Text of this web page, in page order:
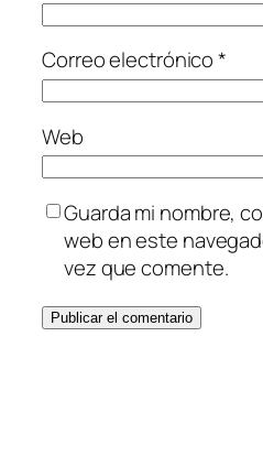
Correo electrónico*
Web
Guarda mi nombre,
web en este
vez que comente.